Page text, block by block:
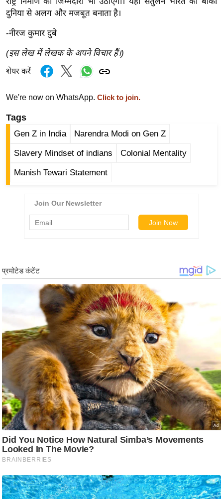
/
श
न
रे
नु
स्खे
प
ट
न
त्रा
न
शि
प
रा
ज
नी
ति
वि
श्ले
ष
ण
स
म
दुनिया से अलग और मजबूत बनाता है।
-नीरज कुमार दुबे
(इस लेख में लेखक के अपने विचार हैं।)
शेयर करें
We're now on WhatsApp. Click to join.
Tags
Gen Z in India Narendra Modi on Gen Z
Slavery Mindset of indians Colonial Mentality
Manish Tewari Statement